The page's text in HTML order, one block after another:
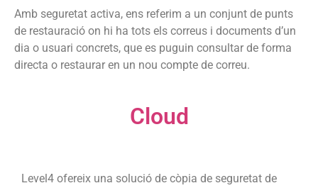
Amb seguretat activa, ens referim a un conjunt de punts
de restauració on hi ha tots els correus i documents d’un
dia o usuari concrets, que es puguin consultar de forma
directa o restaurar en un nou compte de correu.
Cloud
Level4 ofereix una solució de còpia de seguretat de